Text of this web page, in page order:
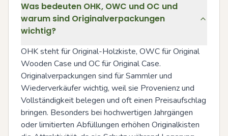
Was bedeuten OHK, OWC und OC und
warum sind Originalverpackungen
wichtig?
OHK steht für Original-Holzkiste, OWC für Original
Wooden Case und OC für Original Case.
Originalverpackungen sind für Sammler und
Wiederverkäufer wichtig, weil sie Provenienz und
Vollständigkeit belegen und oft einen Preisaufschlag
bringen. Besonders bei hochwertigen Jahrgängen
oder limitierten Abfüllungen erhöhen Originalkisten